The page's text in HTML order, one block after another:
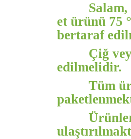
Salam,
et ürünü 75
bertaraf
Çiğ
edilmelidir.
Tüm